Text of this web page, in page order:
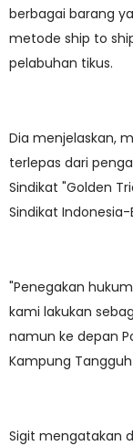
berbagai barang
metode ship to
pelabuhan tikus.
Dia menjelaskan,
terlepas dari
Sindikat "Golden
Sindikat Indonesia-
"Penegakan
kami lakukan
namun ke depan
Kampung
Sigit mengatakan